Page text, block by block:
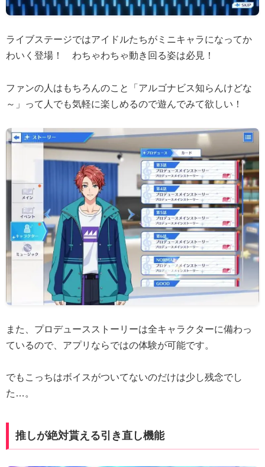
ライブステージではアイドルたちがミニキャラになってか
わいく登場！ わちゃわちゃ動き回る姿は必見！
ファンの人はもちろんのこと「アルゴナビス知らんけどな
～」って人でも気軽に楽しめるので遊んでみて欲しい！
また、プロデュースストーリーは全キャラクターに備わっ
ているので、アプリならではの体験が可能です。
でもこっちはボイスがついてないのだけは少し残念でし
た…。
推しが絶対貰える引き直し機能